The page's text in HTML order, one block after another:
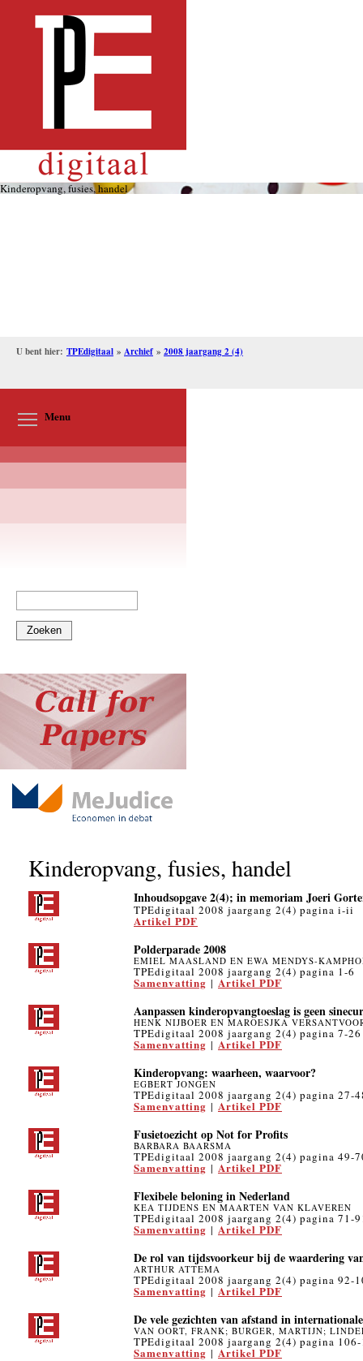
Kinderopvang, fusies, handel
U bent hier: TPEdigitaal » Archief » 2008 jaargang 2 (4)
Menu
Zoeken
Kinderopvang, fusies, handel
Inhoudsopgave 2(4); in memoriam Joeri
TPEdigitaal 2008 jaargang 2(4) pagina i-ii
Artikel PDF
Polderparade 2008
EMIEL MAASLAND EN EWA MENDYS-
TPEdigitaal 2008 jaargang 2(4) pagina 1-6
Samenvatting | Artikel PDF
Aanpassen kinderopvangtoeslag is geen
HENK NIJBOER EN MAROESJKA
TPEdigitaal 2008 jaargang 2(4) pagina 7-26
Samenvatting | Artikel PDF
Kinderopvang: waarheen, waarvoor?
EGBERT JONGEN
TPEdigitaal 2008 jaargang 2(4) pagina 27-
Samenvatting | Artikel PDF
Fusietoezicht op Not for Profits
BARBARA BAARSMA
TPEdigitaal 2008 jaargang 2(4) pagina 49-
Samenvatting | Artikel PDF
Flexibele beloning in Nederland
KEA TIJDENS EN MAARTEN VAN KLAVEREN
TPEdigitaal 2008 jaargang 2(4) pagina 71-
Samenvatting | Artikel PDF
De rol van tijdsvoorkeur bij de waardering
ARTHUR ATTEMA
TPEdigitaal 2008 jaargang 2(4) pagina 92-
Samenvatting | Artikel PDF
De vele gezichten van afstand in
VAN OORT, FRANK; BURGER, MARTIJN;
TPEdigitaal 2008 jaargang 2(4) pagina
Samenvatting | Artikel PDF